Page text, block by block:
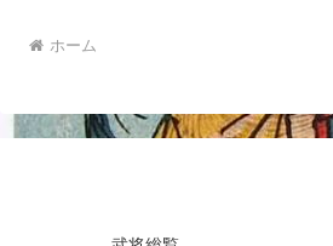
ホーム